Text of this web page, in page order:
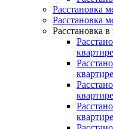
Расстановка
Расстановка
Расстановка в
квартире
квартире
квартире